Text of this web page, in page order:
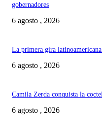
gobernadores
6 agosto , 2026
La primera gira
6 agosto , 2026
Camila Zerda conquista la
6 agosto , 2026